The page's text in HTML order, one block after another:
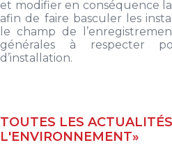
et modifier en conséquence
afin de faire basculer les
le champ de
générales à respecter
d’installation.
TOUTES LES
L'ENVIRONNEMENT»